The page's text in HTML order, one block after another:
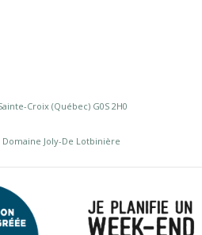
Croix (Québec) G0S 2H0
Joly-De Lotbinière